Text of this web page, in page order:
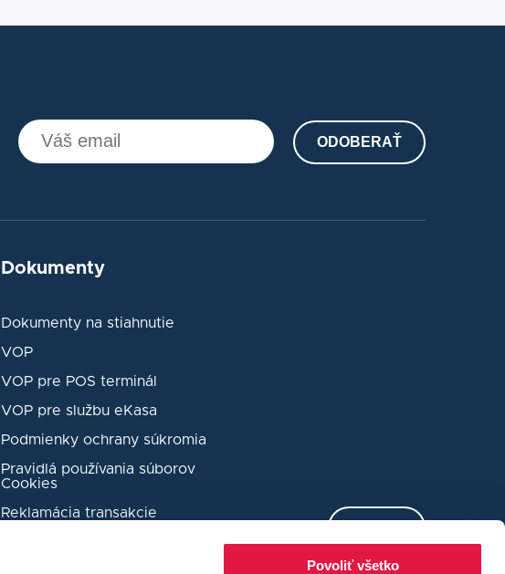
Povoliť všetko
ODOBERAŤ
Dokumenty
Dokumenty na stiahnutie
VOP
VOP pre POS terminál
VOP pre službu eKasa
Podmienky ochrany súkromia
Pravidlá používania súborov
Cookies
Reklamácia transakcie